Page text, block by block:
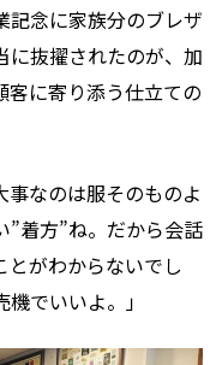
記念に家族分のブレザ
に抜擢されたのが、加
に寄り添う仕立ての
事なのは服そのものよ
”着方”ね。だから会話
とがわからないでし
でいいよ。」